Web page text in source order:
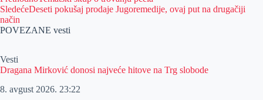
SledećeDeseti pokušaj prodaje Jugoremedije, ovaj put na drugačiji
način
POVEZANE vesti
Vesti
Dragana Mirković donosi najveće hitove na Trg slobode
8. avgust 2026. 23:22